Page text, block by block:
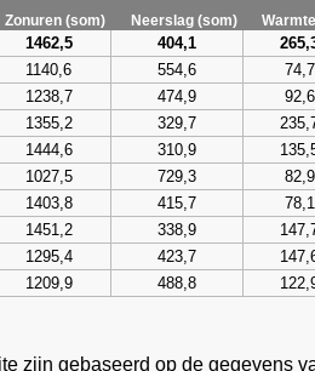
Zonuren (som) Neerslag (som)
1462,5 404,1
1140,6 554,6 74,7
1238,7 474,9 92,6
1355,2 329,7
1444,6 310,9
1027,5 729,3 82,9
1403,8 415,7 78,1
1451,2 338,9
1295,4 423,7
1209,9 488,8
zijn gebaseerd op de gegevens